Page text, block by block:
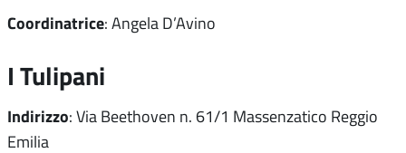
Coordinatrice: Angela D’Avino
I Tulipani
Indirizzo: Via Beethoven n. 61/1 Massenzatico Reggio
Emilia